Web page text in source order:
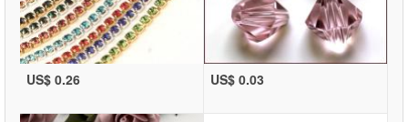
US$ 0.26 US$ 0.03